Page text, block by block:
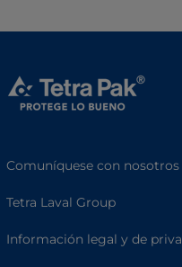
Comuníquese con nosotros
Tetra Laval Group
Información legal y de